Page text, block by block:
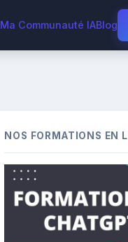
Ma Communauté IABlog
NOS FORMATIONS EN